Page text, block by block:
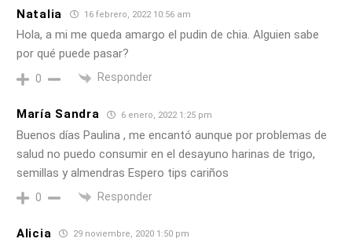
Natalia 16 febrero, 2022 10:56 am
Hola, a mi me queda amargo el pudin de chia. Alguien sabe
por qué puede pasar?
0 Responder
María Sandra 6 enero, 2022 1:25 pm
Buenos días Paulina , me encantó aunque por problemas de
salud no puedo consumir en el desayuno harinas de trigo,
semillas y almendras Espero tips cariños
0 Responder
Alicia 29 noviembre, 2020 1:50 pm